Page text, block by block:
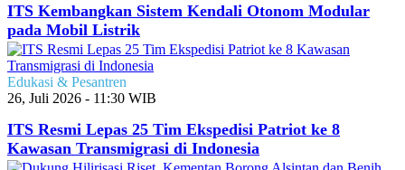
ITS Kembangkan Sistem Kendali Otonom Modular
pada Mobil Listrik
Edukasi & Pesantren
26, Juli 2026 - 11:30 WIB
ITS Resmi Lepas 25 Tim Ekspedisi Patriot ke 8
Kawasan Transmigrasi di Indonesia